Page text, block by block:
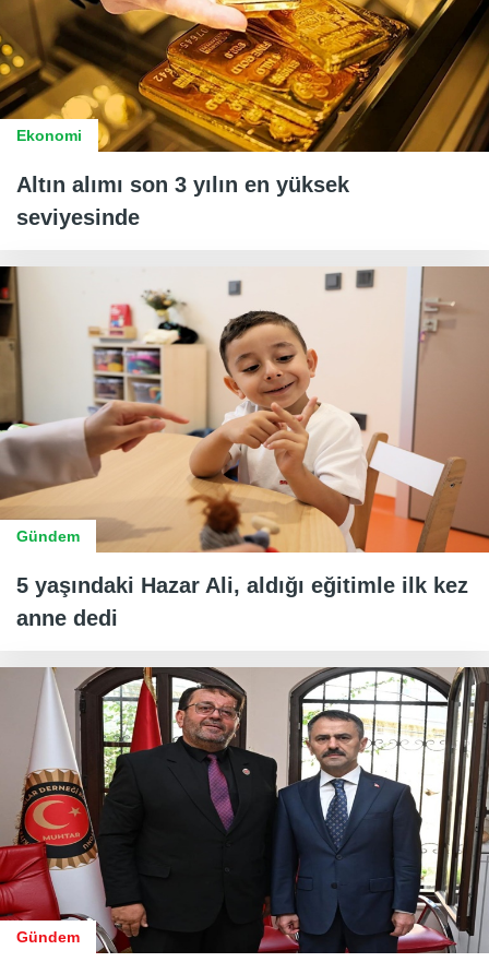
Ekonomi
Altın alımı son 3 yılın en yüksek
seviyesinde
Gündem
5 yaşındaki Hazar Ali, aldığı eğitimle ilk kez
anne dedi
Gündem